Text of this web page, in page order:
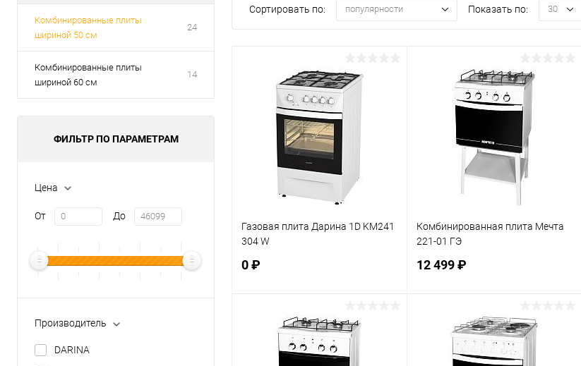
Комбинированные плиты
шириной 50 см
24
Комбинированные плиты
шириной 60 см
14
ФИЛЬТР ПО ПАРАМЕТРАМ
Цена
От До
Производитель
DARINA
Сортировать по: популярности Показать по: 30
Газовая плита Дарина 1D KM241
304 W
0 ₽
В корзину
Купить в 1 клик К сравнению
Комбинированная плита Мечта
221-01 ГЭ
12 499 ₽
В корзину
Купить в 1 клик К сравнению